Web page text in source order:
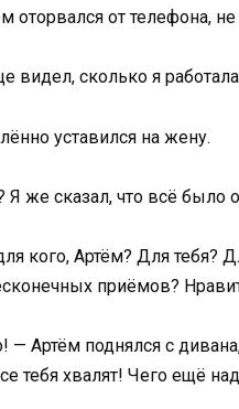
оторвался от телефона,
видел, сколько я
уставился на жену.
же сказал, что всё было
кого, Артём? Для тебя?
приёмов?
— Артём поднялся с
тебя хвалят! Чего ещё